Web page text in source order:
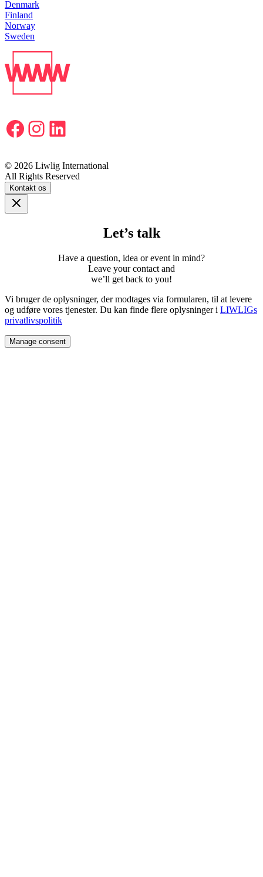
Denmark
Finland
Norway
Sweden
Facebook
Instagram
LinkedIn
© 2026 Liwlig International
All Rights Reserved
Kontakt os
Let’s talk
Have a question, idea or event in mind?
Leave your contact and
weʼll get back to you!
Vi bruger de oplysninger, der modtages via formularen, til at levere
og udføre vores tjenester. Du kan finde flere oplysninger i LIWLIGs
privatlivspolitik
Manage consent